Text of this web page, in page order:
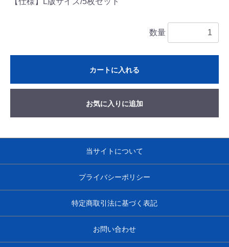
数量
カートに入れる
お気に入りに追加
当サイトについて
プライバシーポリシー
特定商取引法に基づく表記
お問い合わせ